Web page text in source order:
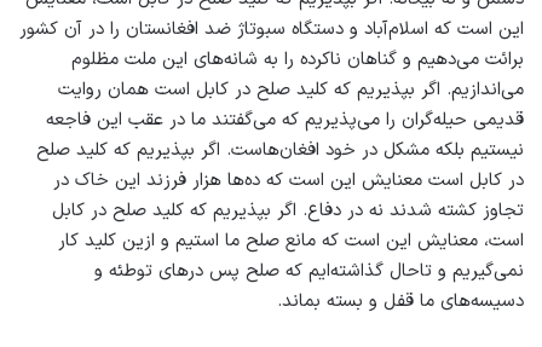
این است که اسلام‌آباد و دستگاه سبوتاژ ضد افغانستان را در آن کشور
برائت می‌دهیم و گناهان ناکرده را به شانه‌های این ملت مظلوم
می‌اندازیم. اگر بپذیریم که کلید صلح در کابل است همان روایت
قدیمی حیله‌گران را می‌پذیریم که می‌گفتند ما در عقب این فاجعه
نیستیم بلکه مشکل در خود افغان‌هاست. اگر بپذیریم که کلید صلح
در کابل است معنایش این است که ده‌ها هزار فرزند این خاک در
تجاوز کشته شدند نه در دفاع. اگر بپذیریم که کلید صلح در کابل
است، معنایش این است که مانع صلح ما استیم و ازین کلید کار
نمی‌گیریم و تاحال گذاشته‌ایم که صلح پس درهای توطئه و
دسیسه‌های ما قفل و بسته بماند.